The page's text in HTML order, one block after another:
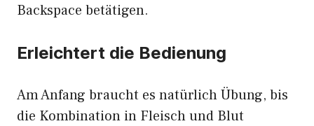
Backspace betätigen.
Erleichtert die Bedienung
Am Anfang braucht es natürlich Übung, bis
die Kombination in Fleisch und Blut